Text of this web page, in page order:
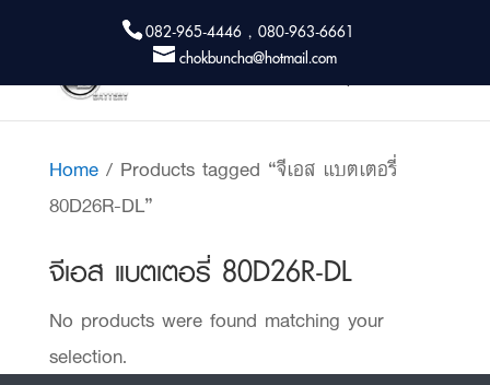
082-965-4446 , 080-963-6661
chokbuncha@hotmail.com
Home/ Products tagged “จีเอส แบตเตอรี่
80D26R-DL”
จีเอส แบตเตอรี่ 80D26R-DL
No products were found matching your
selection.